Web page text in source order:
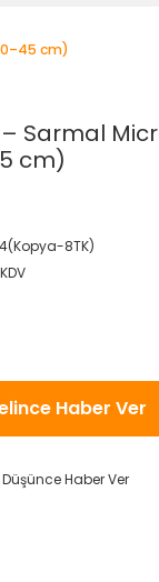
cm)
Sarmal
cm)
8TK)
Haber Ver
Düşünce Haber Ver